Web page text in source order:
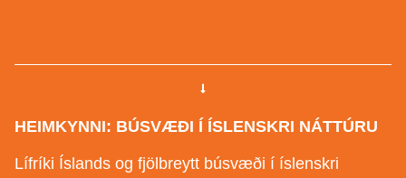
HEIMKYNNI: BÚSVÆÐI Í ÍSLENSKRI NÁTTÚRU
Lífríki Íslands og fjölbreytt búsvæði í íslenskri